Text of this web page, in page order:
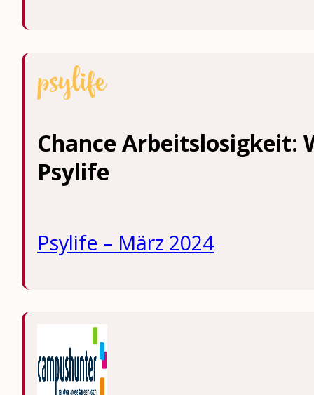
Chance Arbeitslosigkeit:
Psylife
Psylife – März 2024